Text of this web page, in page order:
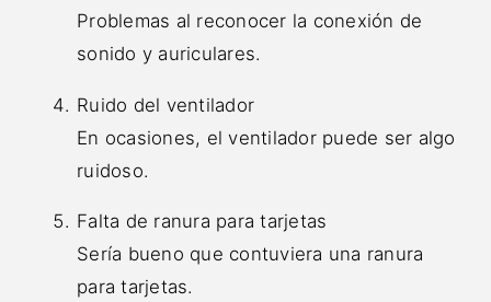
Problemas al reconocer la conexión de
sonido y auriculares.
Ruido del ventilador
En ocasiones, el ventilador puede ser algo
ruidoso.
Falta de ranura para tarjetas
Sería bueno que contuviera una ranura
para tarjetas.